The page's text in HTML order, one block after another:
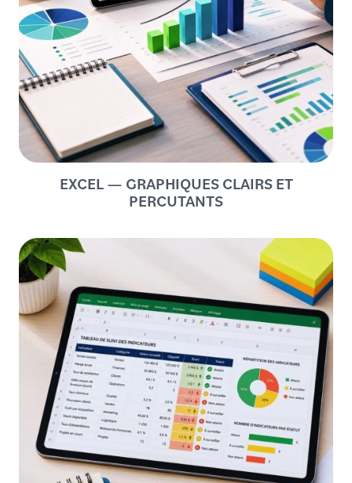
EXCEL — GRAPHIQUES CLAIRS ET
PERCUTANTS